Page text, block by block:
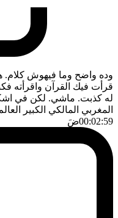
وده واضح وما فيهوش كلام.
قرأت فيك القرآن واقرأته
له كذبت. ماشي. لكن في اشكال
المغربي المالكي الكبير
00:02:59ضَ